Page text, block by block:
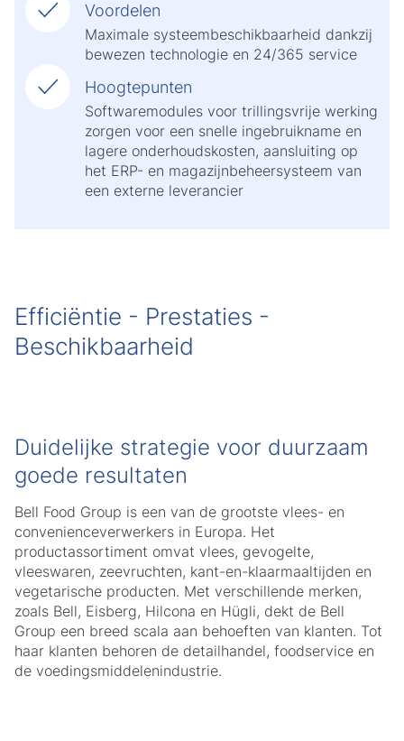
Voordelen
Maximale systeembeschikbaarheid dankzij
bewezen technologie en 24/365 service
Hoogtepunten
Softwaremodules voor trillingsvrije werking
zorgen voor een snelle ingebruikname en
lagere onderhoudskosten, aansluiting op
het ERP- en magazijnbeheersysteem van
een externe leverancier
Efficiëntie - Prestaties -
Beschikbaarheid
Duidelijke strategie voor duurzaam
goede resultaten
Bell Food Group is een van de grootste vlees- en
convenienceverwerkers in Europa. Het
productassortiment omvat vlees, gevogelte,
vleeswaren, zeevruchten, kant-en-klaarmaaltijden en
vegetarische producten. Met verschillende merken,
zoals Bell, Eisberg, Hilcona en Hügli, dekt de Bell
Group een breed scala aan behoeften van klanten. Tot
haar klanten behoren de detailhandel, foodservice en
de voedingsmiddelenindustrie.